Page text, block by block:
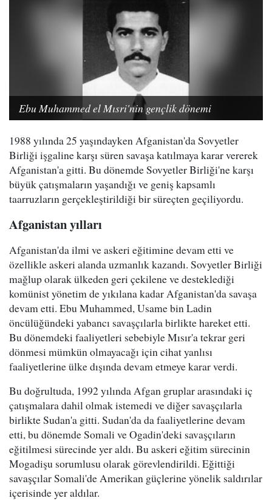
Ebu Muhammed el Mısri'nin gençlik dönemi
1988 yılında 25 yaşındayken Afganistan'da Sovyetler
Birliği işgaline karşı süren savaşa katılmaya karar vererek
Afganistan'a gitti. Bu dönemde Sovyetler Birliği'ne karşı
büyük çatışmaların yaşandığı ve geniş kapsamlı
taarruzların gerçekleştirildiği bir süreçten geçiliyordu.
Afganistan yılları
Afganistan'da ilmi ve askeri eğitimine devam etti ve
özellikle askeri alanda uzmanlık kazandı. Sovyetler Birliği
mağlup olarak ülkeden geri çekilene ve desteklediği
komünist yönetim de yıkılana kadar Afganistan'da savaşa
devam etti. Ebu Muhammed, Usame bin Ladin
öncülüğündeki yabancı savaşçılarla birlikte hareket etti.
Bu dönemdeki faaliyetleri sebebiyle Mısır'a tekrar geri
dönmesi mümkün olmayacağı için cihat yanlısı
faaliyetlerine ülke dışında devam etmeye karar verdi.
Bu doğrultuda, 1992 yılında Afgan gruplar arasındaki iç
çatışmalara dahil olmak istemedi ve diğer savaşçılarla
birlikte Sudan'a gitti. Sudan'da da faaliyetlerine devam
etti, bu dönemde Somali ve Ogadin'deki savaşçıların
eğitilmesi sürecinde yer aldı. Bu askeri eğitim sürecinin
Mogadişu sorumlusu olarak görevlendirildi. Eğittiği
savaşçılar Somali'de Amerikan güçlerine yönelik saldırılar
içerisinde yer aldılar.